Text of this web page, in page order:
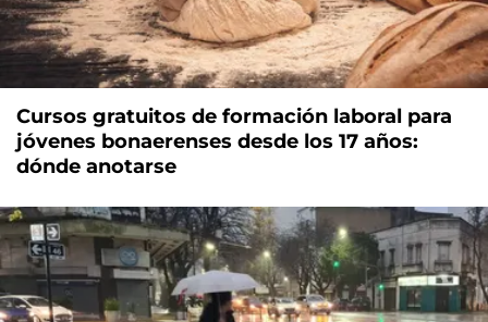
Cursos gratuitos de formación laboral para
jóvenes bonaerenses desde los 17 años:
dónde anotarse